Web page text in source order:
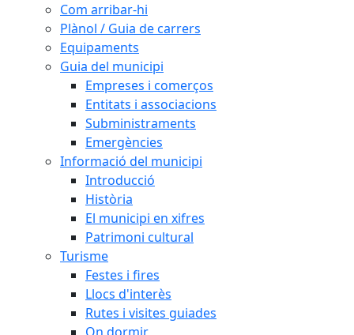
Com arribar-hi
Plànol / Guia de carrers
Equipaments
Guia del municipi
Empreses i comerços
Entitats i associacions
Subministraments
Emergències
Informació del municipi
Introducció
Història
El municipi en xifres
Patrimoni cultural
Turisme
Festes i fires
Llocs d'interès
Rutes i visites guiades